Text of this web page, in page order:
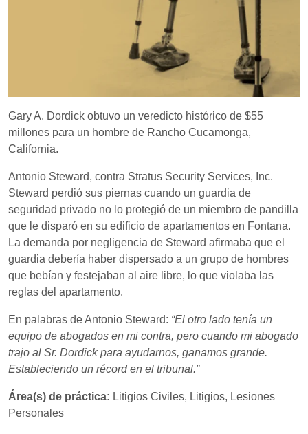
Gary A. Dordick obtuvo un veredicto histórico de $55
millones para un hombre de Rancho Cucamonga,
California.
Antonio Steward, contra Stratus Security Services, Inc.
Steward perdió sus piernas cuando un guardia de
seguridad privado no lo protegió de un miembro de pandilla
que le disparó en su edificio de apartamentos en Fontana.
La demanda por negligencia de Steward afirmaba que el
guardia debería haber dispersado a un grupo de hombres
que bebían y festejaban al aire libre, lo que violaba las
reglas del apartamento.
En palabras de Antonio Steward: “El otro lado tenía un
equipo de abogados en mi contra, pero cuando mi abogado
trajo al Sr. Dordick para ayudarnos, ganamos grande.
Estableciendo un récord en el tribunal.”
Área(s) de práctica: Litigios Civiles, Litigios, Lesiones
Personales